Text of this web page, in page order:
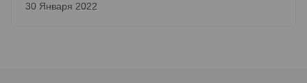
30 Января 2022